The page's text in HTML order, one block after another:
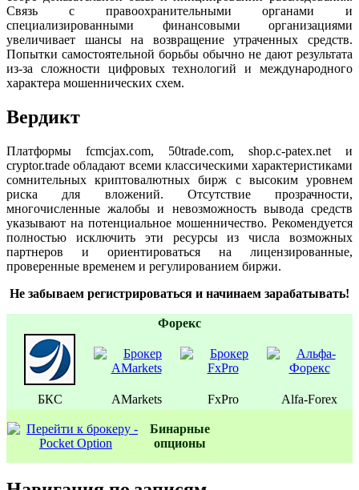
Связь с правоохранительными органами и
специализированными финансовыми организациями
увеличивает шансы на возвращение утраченных средств.
Попытки самостоятельной борьбы обычно не дают результата
из-за сложности цифровых технологий и международного
характера мошеннических схем.
Вердикт
Платформы fcmcjax.com, 50trade.com, shop.c-patex.net и
cryptor.trade обладают всеми классическими характеристиками
сомнительных криптовалютных бирж с высоким уровнем
риска для вложений. Отсутствие прозрачности,
многочисленные жалобы и невозможность вывода средств
указывают на потенциальное мошенничество. Рекомендуется
полностью исключить эти ресурсы из числа возможных
партнеров и ориентироваться на лицензированные,
проверенные временем и регулированием биржи.
Не забываем регистрироваться и начинаем зарабатывать!
Форекс
БКС AMarkets FxPro Alfa-Forex
Бинаpные
oпционы